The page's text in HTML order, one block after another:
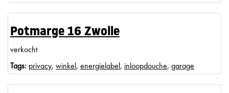
Potmarge 16 Zwolle
verkocht
Tags: privacy, winkel, energielabel, inloopdouche, garage